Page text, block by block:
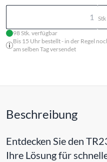
Stk
98 Stk. verfügbar
Bis 15 Uhr bestellt - in der Regel
am selben Tag versendet
Beschreibung
Entdecken Sie den
Ihre Lösung für